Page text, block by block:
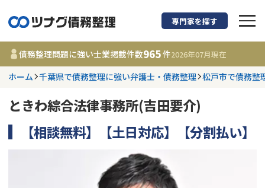
債務整理に強い弁
都道府県を選択
事務所 965
更新日 :
2026年07月31日
相談内容で探す
専門家を探す
債務整理問題に強い士業掲載件数965件2026年07月現在
ホーム 千葉県で債務整理に強い弁護士・債務整理 松戸市で債務整
ときわ綜合法律事務所(吉田要介)
【相談無料】【土日対応】【分割払い】